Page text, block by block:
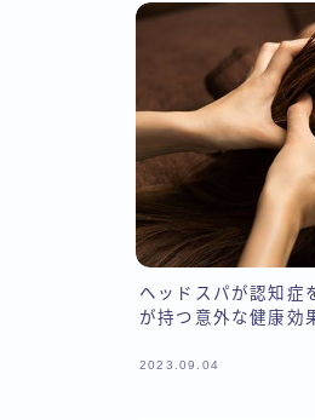
ヘッドスパが認知症
が持つ意外な健康効
2023.09.04